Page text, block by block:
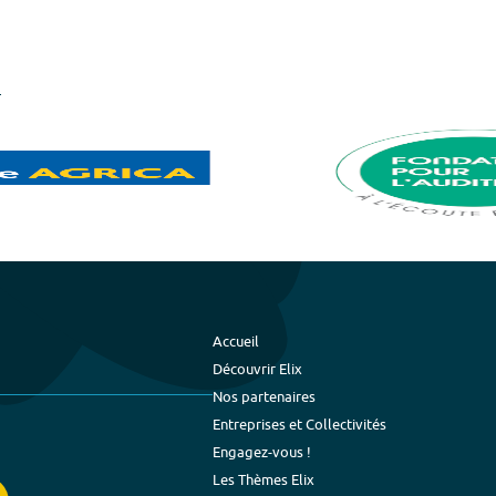
Accueil
Découvrir Elix
Nos partenaires
Entreprises et Collectivités
Engagez-vous !
Les Thèmes Elix